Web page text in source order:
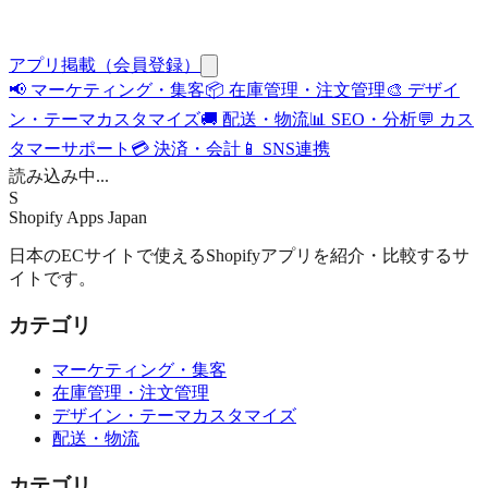
アプリ掲載（会員登録）
📢 マーケティング・集客📦 在庫管理・注文管理🎨 デザイ
ン・テーマカスタマイズ🚚 配送・物流📊 SEO・分析💬 カス
タマーサポート 💳 決済・会計 📱
SNS連携
読み込み中...
S
Shopify Apps Japan
日本のECサイトで使えるShopifyアプリを紹介・比較するサ
イトです。
カテゴリ
マーケティング・集客
在庫管理・注文管理
デザイン・テーマカスタマイズ
配送・物流